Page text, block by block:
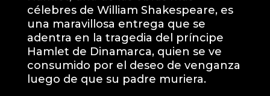
célebres de William Shakespeare, es
una maravillosa entrega que se
adentra en la tragedia del príncipe
Hamlet de Dinamarca, quien se ve
consumido por el deseo de venganza
luego de que su padre muriera.